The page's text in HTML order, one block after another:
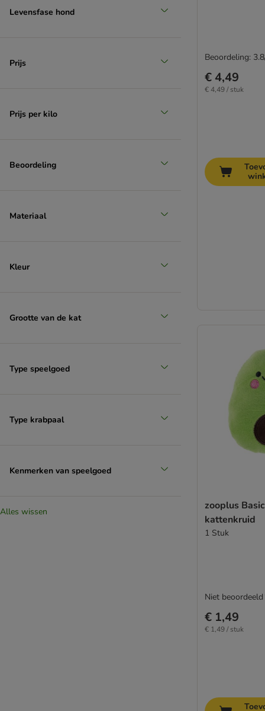
Levensfase hond
Prijs
Prijs per kilo
Beoordeling
Materiaal
Kleur
Grootte van de kat
Type speelgoed
Type krabpaal
Kenmerken van speelgoed
Alles wissen
€ 4,49
€ 4,49 / stuk
Beoordeling:
zooplus
kattenkruid
1 Stuk
€ 1,49
€ 1,49 / stuk
Niet beoordeeld